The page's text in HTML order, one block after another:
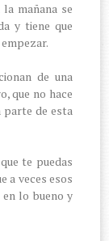
mañana se
y tiene que
de una
que no hace
parte de esta
te puedas
a veces esos
lo bueno y